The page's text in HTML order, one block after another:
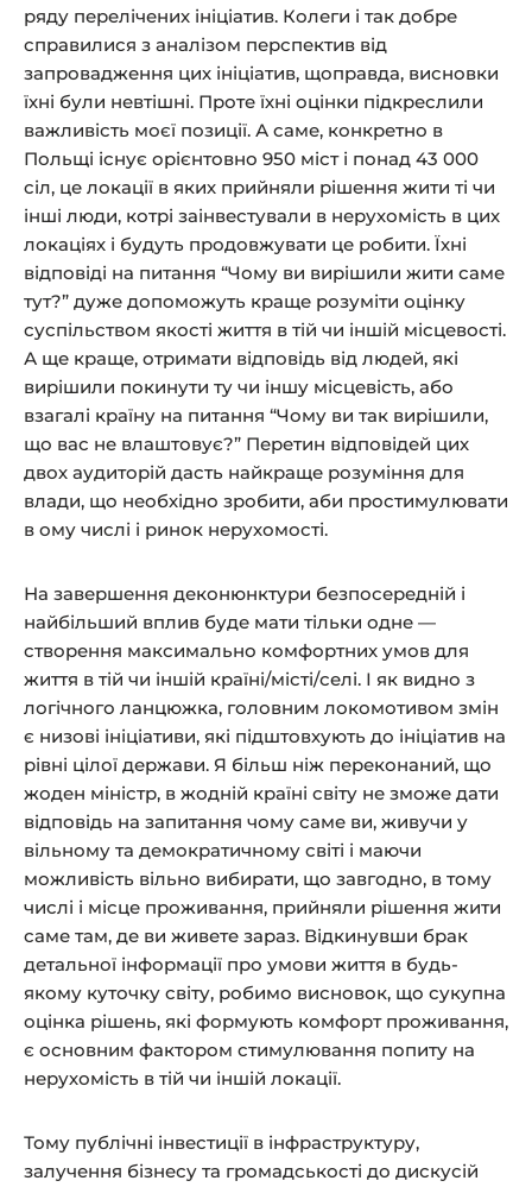
ряду перелічених ініціатив. Колеги і так добре
справилися з аналізом перспектив від
запровадження цих ініціатив, щоправда, висновки
їхні були невтішні. Проте їхні оцінки підкреслили
важливість моєї позиції. А саме, конкретно в
Польщі існує орієнтовно 950 міст і понад 43 000
сіл, це локації в яких прийняли рішення жити ті чи
інші люди, котрі заінвестували в нерухомість в цих
локаціях і будуть продовжувати це робити. Їхні
відповіді на питання “Чому ви вирішили жити саме
тут?” дуже допоможуть краще розуміти оцінку
суспільством якості життя в тій чи іншій місцевості.
А ще краще, отримати відповідь від людей, які
вирішили покинути ту чи іншу місцевість, або
взагалі країну на питання “Чому ви так вирішили,
що вас не влаштовує?” Перетин відповідей цих
двох аудиторій дасть найкраще розуміння для
влади, що необхідно зробити, аби простимулювати
в ому числі і ринок нерухомості.
На завершення деконюнктури безпосередній і
найбільший вплив буде мати тільки одне —
створення максимально комфортних умов для
життя в тій чи іншій країні/місті/селі. І як видно з
логічного ланцюжка, головним локомотивом змін
є низові ініціативи, які підштовхують до ініціатив на
рівні цілої держави. Я більш ніж переконаний, що
жоден міністр, в жодній країні світу не зможе дати
відповідь на запитання чому саме ви, живучи у
вільному та демократичному світі і маючи
можливість вільно вибирати, що завгодно, в тому
числі і місце проживання, прийняли рішення жити
саме там, де ви живете зараз. Відкинувши брак
детальної інформації про умови життя в будь-
якому куточку світу, робимо висновок, що сукупна
оцінка рішень, які формують комфорт проживання,
є основним фактором стимулювання попиту на
нерухомість в тій чи іншій локації.
Тому публічні інвестиції в інфраструктуру,
залучення бізнесу та громадськості до дискусій